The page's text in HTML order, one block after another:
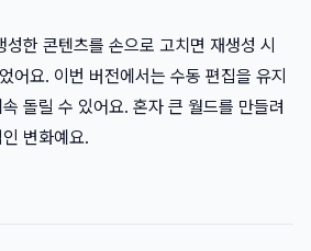
한 콘텐츠를 손으로 고치면 재생성 시
어요. 이번 버전에서는 수동 편집을 유지
돌릴 수 있어요. 혼자 큰 월드를 만들려
변화예요.